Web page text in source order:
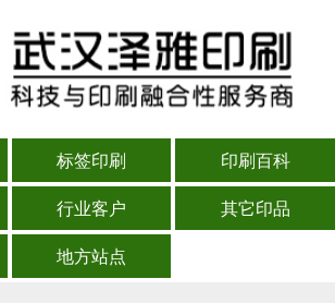
标签印刷
印刷百科
行业客户
其它印品
地方站点